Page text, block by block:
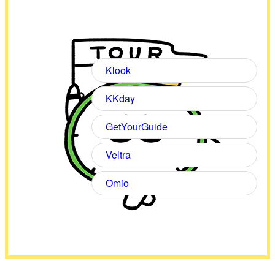
Klook
KKday
GetYourGuide
Veltra
Omio